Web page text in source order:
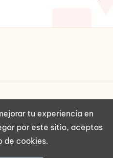
de privacidad
|
de responsabilidad
tu experiencia en
por este sitio, aceptas
de cookies.